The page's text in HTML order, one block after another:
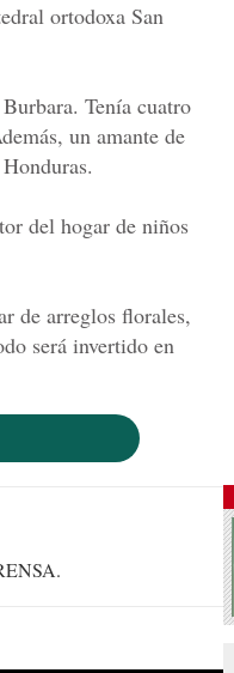
ortodoxa San
Tenía cuatro
un amante de
del hogar de niños
de arreglos florales,
será invertido en